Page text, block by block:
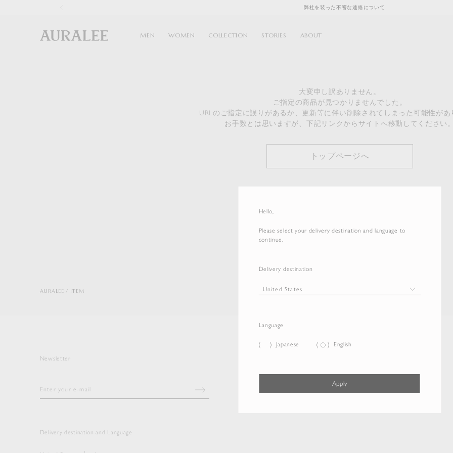
Hello,
Please select your delivery destination and language to
continue.
Delivery destination
Language
Japanese English
Apply
弊社を装った不審な連絡について
MEN WOMEN COLLECTION STORIES ABOUT
大変申し訳ありません。
ご指定の商品が見つかりませんでした。
URLのご指定に誤りがあるか、更新等に伴い削除されてしまった可能性があ
お手数とは思いますが、下記リンクからサイトへ移動してください。
トップページへ
AURALEE ITEM
Newsletter
Delivery destination and Language